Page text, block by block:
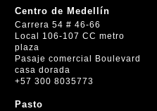
Centro de Medellín
Carrera 54 # 46-66
Local 106-107 CC metro
plaza
Pasaje comercial Boulevard
casa dorada
+57 300 8035773
Pasto